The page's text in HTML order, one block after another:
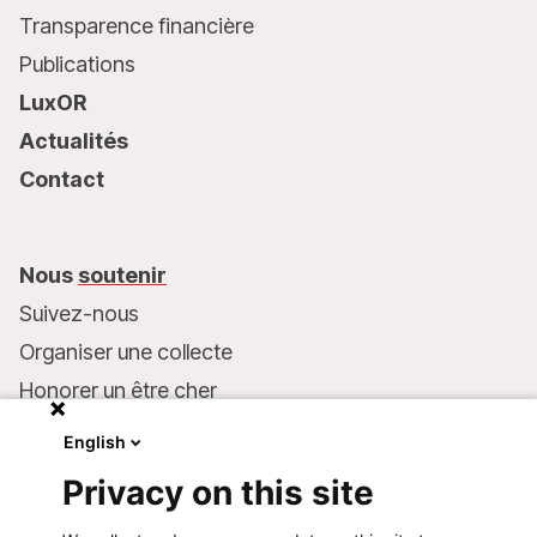
Transparence financière
Publications
LuxOR
Actualités
Contact
Nous soutenir
Suivez-nous
Organiser une collecte
Honorer un être cher
Faire un don
English
Privacy on this site